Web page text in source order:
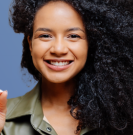
welcome@cim-mia.com